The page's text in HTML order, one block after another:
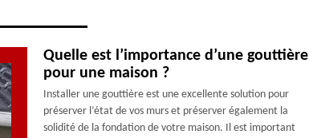
Quelle est l’importance d’une gouttière
pour une maison ?
Installer une gouttière est une excellente solution pour
préserver l’état de vos murs et préserver également la
solidité de la fondation de votre maison. Il est important